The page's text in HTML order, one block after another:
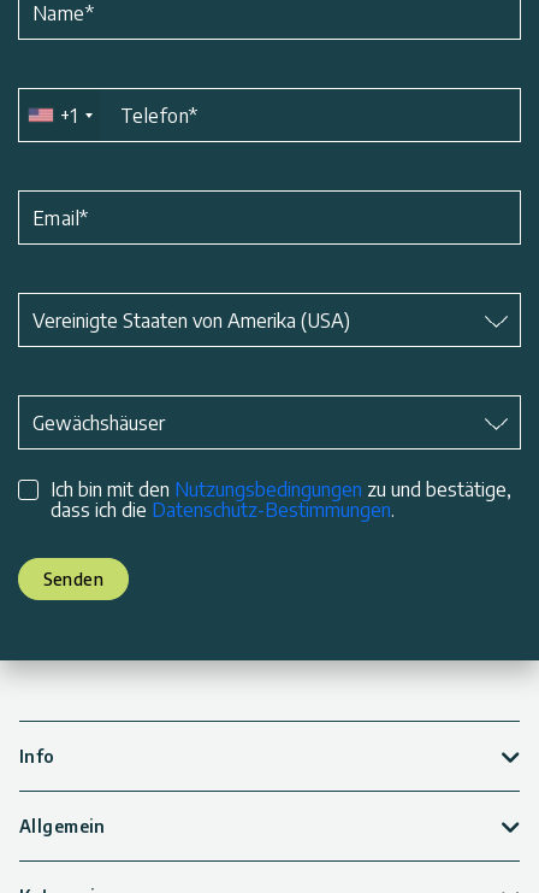
Name*
+1 Telefon*
Email*
Vereinigte Staaten von Amerika (USA)
*
Gewächshäuser
Ich bin mit den Nutzungsbedingungen zu und bestätige,
dass ich die Datenschutz-Bestimmungen.
Senden
Info
Allgemein